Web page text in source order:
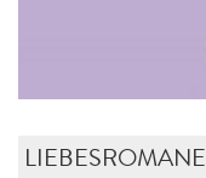
LIEBESROMANE